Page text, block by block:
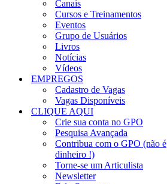
Canais
Cursos e Treinamentos
Eventos
Grupo de Usuários
Livros
Notícias
Vídeos
EMPREGOS
Cadastro de Vagas
Vagas Disponíveis
CLIQUE AQUI
Crie sua conta no GPO
Pesquisa Avançada
Contribua com o GPO (não é
dinheiro !)
Torne-se um Articulista
Newsletter